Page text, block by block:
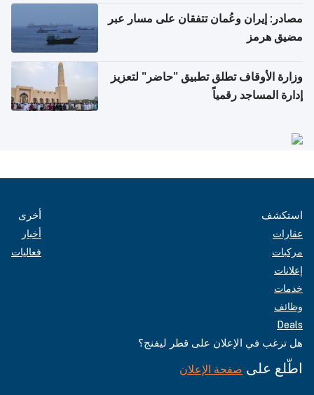
مصادر: إيران وعُمان تتفقان على مسار عبر
مضيق هرمز
وزارة الأوقاف تطلق تطبيق "حاضر" لتعزيز
إدارة المساجد رقمياً
استكشف
عقارات
مركبات
إعلانات
خدمات
وظائف
Deals
أخرى
أخبار
فعاليات
هل ترغب في الإعلان على قطر ليفنج؟
اطّلع على صفحة الإعلان